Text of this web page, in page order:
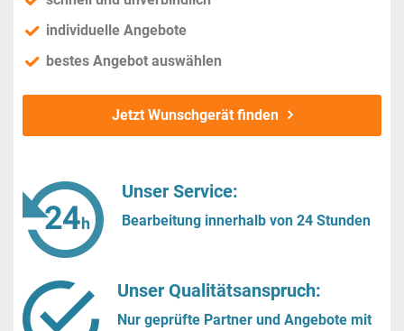
individuelle Angebote
bestes Angebot auswählen
Jetzt Wunschgerät finden
Unser Service:
Bearbeitung innerhalb von 24 Stunden
Unser Qualitätsanspruch:
Nur geprüfte Partner und Angebote mit